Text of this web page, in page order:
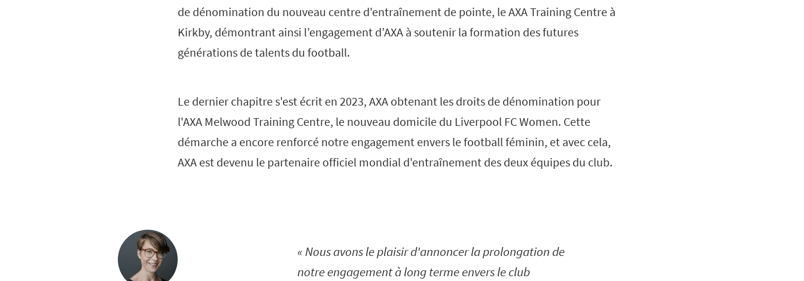
de dénomination du nouveau centre d'entraînement de pointe, le AXA Training Centre à
Kirkby, démontrant ainsi l’engagement d’AXA à soutenir la formation des futures
générations de talents du football.
Le dernier chapitre s'est écrit en 2023, AXA obtenant les droits de dénomination pour
l'AXA Melwood Training Centre, le nouveau domicile du Liverpool FC Women. Cette
démarche a encore renforcé notre engagement envers le football féminin, et avec cela,
AXA est devenu le partenaire officiel mondial d'entraînement des deux équipes du club.
Nous avons le plaisir d'annoncer la prolongation de
notre engagement à long terme envers le club